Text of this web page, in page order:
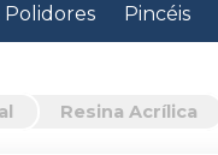
Polidores Pincéis
Resina Acrílica